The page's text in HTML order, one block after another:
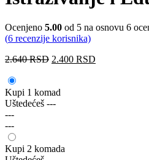
Ocenjeno 5.00 od 5 na osnovu 6
(6 recenzije korisnika)
2.640RSD 2.400 RSD
Kupi 1 komad
Uštedećeš ---
---
---
Kupi 2 komada